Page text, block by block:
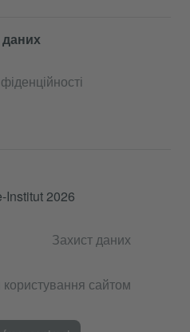
даних
Institut 2026
Захист даних
сайтом